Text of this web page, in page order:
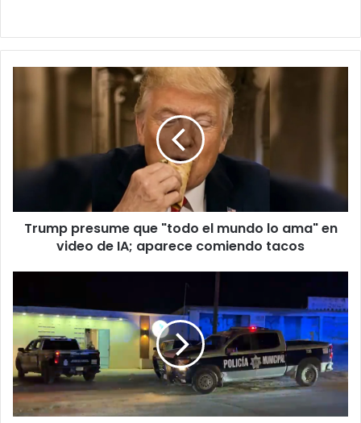
en
video
tacos
Trump presume que "todo el mundo lo ama" en
video de IA; aparece comiendo tacos
de
años
tras
ahogarse
en
alberca